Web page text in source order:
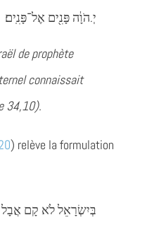
יְ.הֹוָ֔ה פָּנִ֖ים אֶל־פָּנִֽים׃
de prophète
connaissait
34,10).
) relève la formulation
בְּיִשְׂרָאֵל לֹא קָם